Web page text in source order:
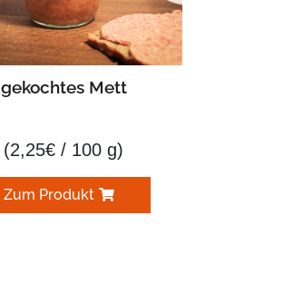
gekochtes Mett
(2,25€ / 100 g)
Zum Produkt